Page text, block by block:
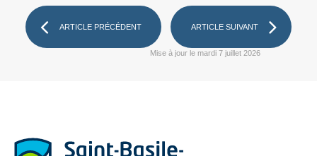
ARTICLE PRÉCÉDENT ARTICLE SUIVANT
Mise à jour le mardi 7 juillet 2026